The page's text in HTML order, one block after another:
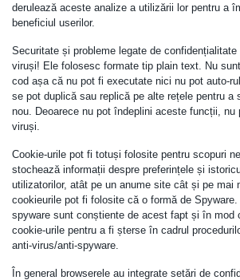
derulează aceste analize a utilizării lor pentru a
beneficiul userilor.
Securitate și probleme legate de
viruși! Ele folosesc formate tip plain text. Nu
cod așa că nu pot fi executate nici nu pot auto-
se pot duplică sau replică pe alte rețele pentru a
nou. Deoarece nu pot îndeplini aceste funcții, nu
viruși.
Cookie-urile pot fi totuși folosite pentru scopuri
stochează informații despre preferințele și
utilizatorilor, atât pe un anume site cât și pe mai
cookieurile pot fi folosite că o formă de
spyware sunt conștiente de acest fapt și în mod
cookie-urile pentru a fi șterse în cadrul
anti-virus/anti-spyware.
În general browserele au integrate setări de